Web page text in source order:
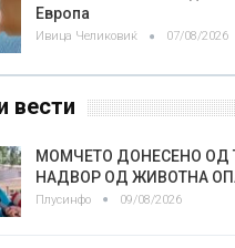
Европа
Ивица Челиковиќ 07/08/2026
вести
МОМЧЕТО ДОНЕСЕНО ОД
НАДВОР ОД ЖИВОТНА
Плусинфо 09/08/2026